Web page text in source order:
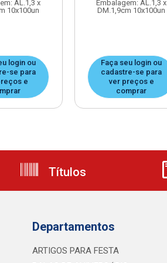
AL.1,3 x
10x100un
login ou
se para
e
Embalagem: AL.1,3 x
DM.1,9cm 10x100un
Faça seu login ou
cadastre-se para
ver preços e
comprar
Títulos
Departamentos
ARTIGOS PARA FESTA